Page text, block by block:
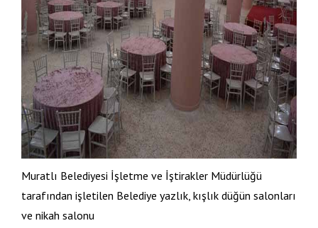
Muratlı Belediyesi İşletme ve İştirakler Müdürlüğü
tarafından işletilen Belediye yazlık, kışlık düğün salonları
ve nikah salonu